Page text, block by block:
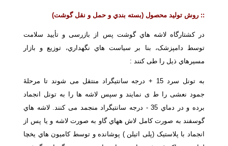
:: روش تولید محصول (بسته بندي و حمل و نقل گوشت)
در کشتارگاه لاشه هاي گوشت پس از بازرسی و تأیید سلامت
توسط دامپزشک، بنا بر سیاست هاي نگهداري، توزیع و بازار
مسیرهاي ذیل را طی کنند :
به تونل سرد 15 + درجه سانتیگراد منتقل می شوند تا مرحلۀ
جمود نعشی را ط ی نمایند و سپس لاشه ها را به تونل انجماد
برده و در دماي 35 - درجه سانتیگراد منجمد می کنند. لاشه هاي
گوسفند به صورت کامل لاش ههاي گاو به صورت لاشه و یا پس از
انجماد با پلاستیک (پلی اتیلن ) پوشانده و توسط کامیون هاي یخچا